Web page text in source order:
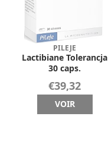
PILEJE
Lactibiane Tolerancja
30 caps.
€39,32
VOIR